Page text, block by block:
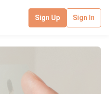
Sign Up Sign In